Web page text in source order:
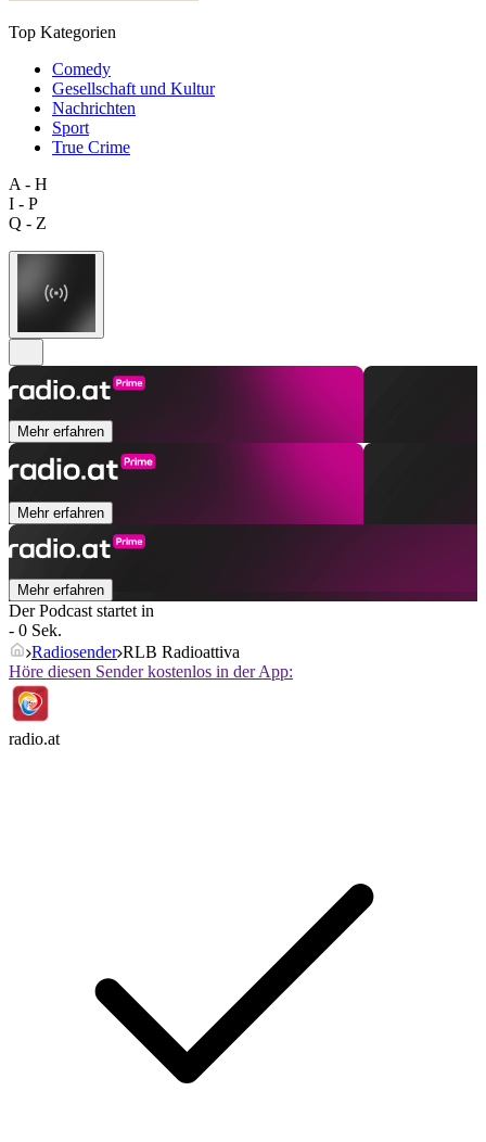
Top Kategorien
Comedy
Gesellschaft und Kultur
Nachrichten
Sport
True Crime
A - H
I - P
Q - Z
Mehr erfahren
Mehr erfahren
Mehr erfahren
Der Podcast startet in
- 0 Sek.
Radiosender RLB Radioattiva
Höre diesen Sender kostenlos in der App:
radio.at